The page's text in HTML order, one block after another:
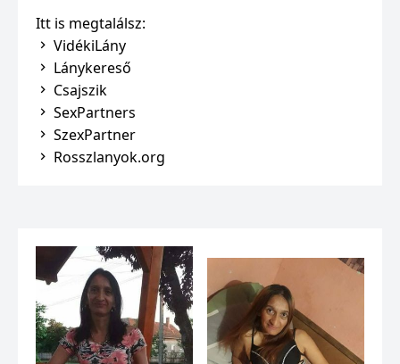
Itt is megtalálsz:
VidékiLány
Lánykereső
Csajszik
SexPartners
SzexPartner
Rosszlanyok.org